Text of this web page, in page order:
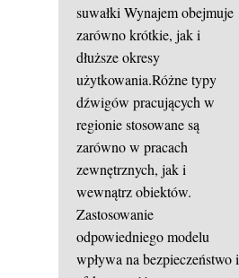
suwałki Wynajem obejmuje
zarówno krótkie, jak i
dłuższe okresy
użytkowania.Różne typy
dźwigów pracujących w
regionie stosowane są
zarówno w pracach
zewnętrznych, jak i
wewnątrz obiektów.
Zastosowanie
odpowiedniego modelu
wpływa na bezpieczeństwo i